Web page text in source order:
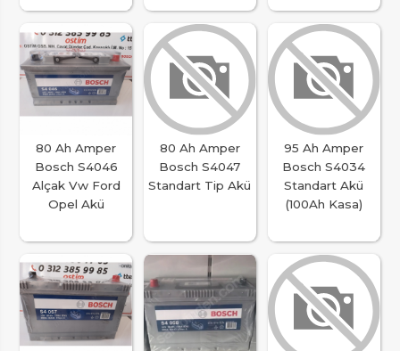
80 Ah Amper
Bosch S4046
Alçak Vw Ford
Opel Akü
80 Ah Amper
Bosch S4047
Standart Tip Akü
95 Ah Amper
Bosch S4034
Standart Akü
(100Ah Kasa)